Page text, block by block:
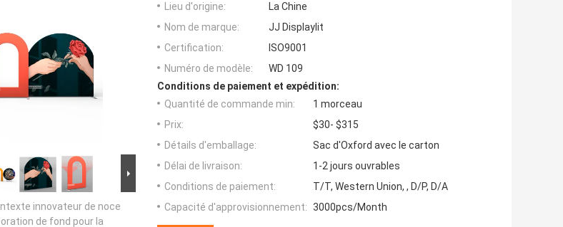
innovateur de noce
de fond pour la
Lieu d'origine:
La Chine
Nom de marque:
JJ Displaylit
Certification:
ISO9001
Numéro de modèle:
WD 109
Conditions de paiement et expédition:
Quantité de commande min:
1 morceau
Prix:
$30- $315
Détails d'emballage:
Sac d'Oxford avec le carton
Délai de livraison:
1-2 jours ouvrables
Conditions de paiement:
T/T, Western Union, , D/P, D/A
Capacité d'approvisionnement: 3000pcs/Month